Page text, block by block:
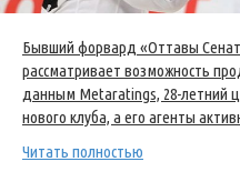
Бывший форвард «Оттавы
рассматривает возможность
данным Metaratings, 28-летний
нового клуба, а его агенты
Читать полностью